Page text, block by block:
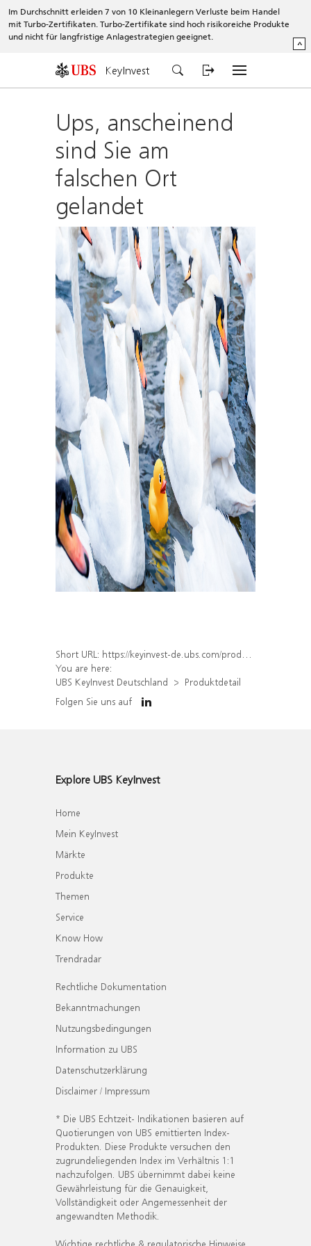
Im Durchschnitt erleiden 7 von 10 Kleinanlegern Verluste beim Handel
mit Turbo-Zertifikaten. Turbo-Zertifikate sind hoch risikoreiche Produkte
und nicht für langfristige Anlagestrategien geeignet.
^
KeyInvest
Ups, anscheinend
sind Sie am
falschen Ort
gelandet
Short URL: https://keyinvest-de.ubs.com/produkt/detail/index/isin/DE000WA6EN85
You are here:
UBS KeyInvest Deutschland
Produktdetail
Folgen Sie uns auf
Explore UBS KeyInvest
Home
Mein KeyInvest
Märkte
Produkte
Themen
Service
Know How
Trendradar
Rechtliche Dokumentation
Bekanntmachungen
Nutzungsbedingungen
Information zu UBS
Datenschutzerklärung
Disclaimer / Impressum
* Die UBS Echtzeit- Indikationen basieren auf
Quotierungen von UBS emittierten Index-
Produkten. Diese Produkte versuchen den
zugrundeliegenden Index im Verhältnis 1:1
nachzufolgen. UBS übernimmt dabei keine
Gewährleistung für die Genauigkeit,
Vollständigkeit oder Angemessenheit der
angewandten Methodik.